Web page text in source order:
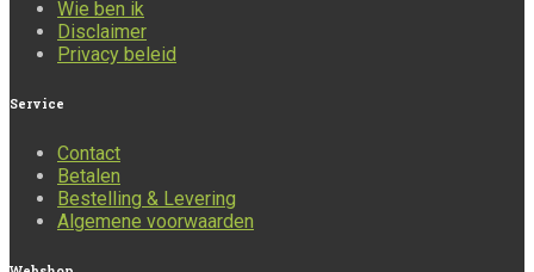
Wie ben ik
Disclaimer
Privacy beleid
Service
Contact
Betalen
Bestelling & Levering
Algemene voorwaarden